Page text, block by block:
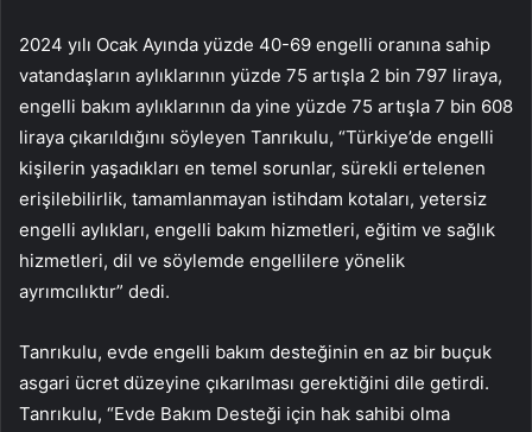
2024 yılı Ocak Ayında yüzde 40-69 engelli oranına sahip
vatandaşların aylıklarının yüzde 75 artışla 2 bin 797 liraya,
engelli bakım aylıklarının da yine yüzde 75 artışla 7 bin 608
liraya çıkarıldığını söyleyen Tanrıkulu, “Türkiye’de engelli
kişilerin yaşadıkları en temel sorunlar, sürekli ertelenen
erişilebilirlik, tamamlanmayan istihdam kotaları, yetersiz
engelli aylıkları, engelli bakım hizmetleri, eğitim ve sağlık
hizmetleri, dil ve söylemde engellilere yönelik
ayrımcılıktır” dedi.
Tanrıkulu, evde engelli bakım desteğinin en az bir buçuk
asgari ücret düzeyine çıkarılması gerektiğini dile getirdi.
Tanrıkulu, “Evde Bakım Desteği için hak sahibi olma